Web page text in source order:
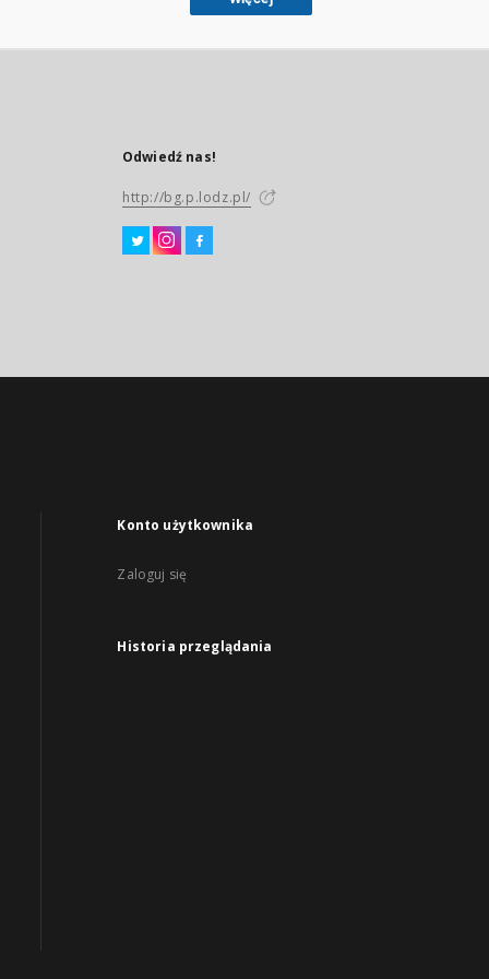
Odwiedź nas!
http://bg.p.lodz.pl/
Konto użytkownika
Zaloguj się
Historia przeglądania